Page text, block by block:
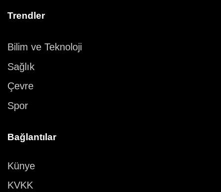
Trendler
Bilim ve Teknoloji
Sağlık
Çevre
Spor
Bağlantılar
Künye
KVKK